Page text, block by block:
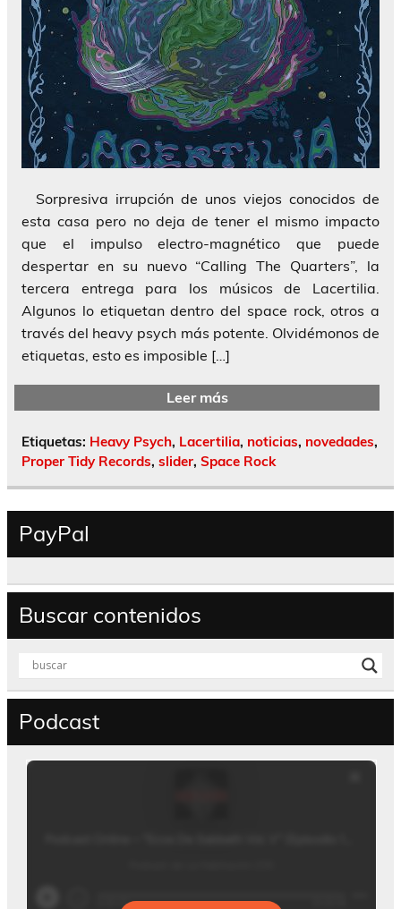
Sorpresiva irrupción de unos viejos conocidos de
esta casa pero no deja de tener el mismo impacto
que el impulso electro-magnético que puede
despertar en su nuevo “Calling The Quarters”, la
tercera entrega para los músicos de Lacertilia.
Algunos lo etiquetan dentro del space rock, otros a
través del heavy psych más potente. Olvidémonos de
etiquetas, esto es imposible […]
Leer más
Etiquetas: Heavy Psych, Lacertilia, noticias, novedades,
Proper Tidy Records, slider, Space Rock
PayPal
Buscar contenidos
Podcast